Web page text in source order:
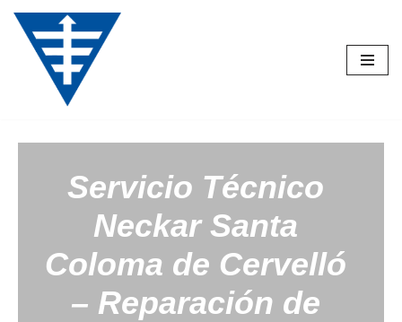
Saltar
contenido
Servicio Técnico
Neckar Santa
Coloma de Cervelló
– Reparación de